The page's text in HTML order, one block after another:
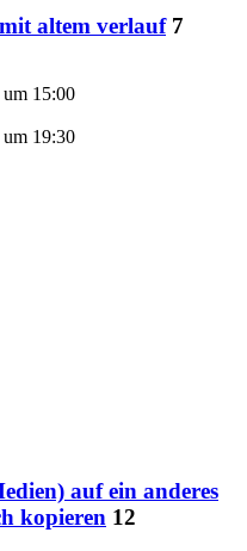
altem verlauf 7
15:00
19:30
auf ein anderes
kopieren 12